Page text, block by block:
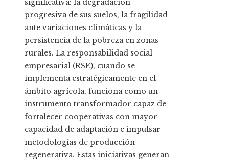
progresiva de sus suelos, la fragilidad
ante variaciones climáticas y la
persistencia de la pobreza en zonas
rurales. La responsabilidad social
empresarial (RSE), cuando se
implementa estratégicamente en el
ámbito agrícola, funciona como un
instrumento transformador capaz de
fortalecer cooperativas con mayor
capacidad de adaptación e impulsar
metodologías de producción
regenerativa. Estas iniciativas generan